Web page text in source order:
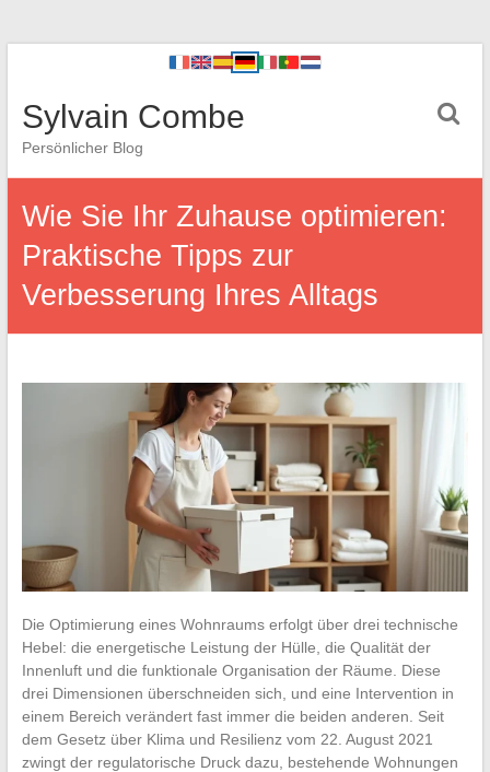
Sylvain Combe
Persönlicher Blog
Wie Sie Ihr Zuhause optimieren:
Praktische Tipps zur
Verbesserung Ihres Alltags
Die Optimierung eines Wohnraums erfolgt über drei technische
Hebel: die energetische Leistung der Hülle, die Qualität der
Innenluft und die funktionale Organisation der Räume. Diese
drei Dimensionen überschneiden sich, und eine Intervention in
einem Bereich verändert fast immer die beiden anderen. Seit
dem Gesetz über Klima und Resilienz vom 22. August 2021
zwingt der regulatorische Druck dazu, bestehende Wohnungen